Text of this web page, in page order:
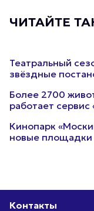
ЧИТАЙТЕ
Театральный
звёздные
Более 2700
работает
Кинопарк
новые площадки
Контакты